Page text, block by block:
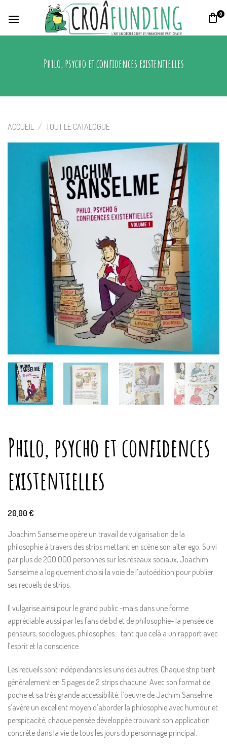
0
Philo, psycho et confidences existentielles
ACCUEIL / TOUT LE CATALOGUE
Philo, psycho et confidences
existentielles
20,00 €
Joachim Sanselme opère un travail de vulgarisation de la
philosophie à travers des strips mettant en scène son alter ego. Suivi
par plus de 200 000 personnes sur les réseaux sociaux, Joachim
Sanselme a logiquement choisi la voie de l’autoédition pour publier
ses recueils de strips.
Il vulgarise ainsi pour le grand public -mais dans une forme
appréciable aussi par les fans de bd et de philosophie- la pensée de
penseurs, sociologues, philosophes… tant que celà a un rapport avec
l’esprit et la conscience.
Les recueils sont indépendants les uns des autres. Chaque strip tient
généralement en 5 pages de 2 strips chacune. Avec son format de
poche et sa trés grande accessibilité, l’oeuvre de Jachim Sanselme
s’avère un excellent moyen d’aborder la philosophie avec humour et
perspicacité, chaque pensée développée trouvant son application
concrète dans la vie de tous les jours du personnage principal.